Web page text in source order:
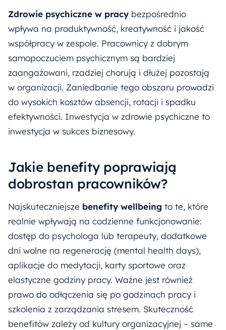
Zdrowie psychiczne w pracy bezpośrednio
wpływa na produktywność, kreatywność i jakość
współpracy w zespole. Pracownicy z dobrym
samopoczuciem psychicznym są bardziej
zaangażowani, rzadziej chorują i dłużej pozostają
w organizacji. Zaniedbanie tego obszaru prowadzi
do wysokich kosztów absencji, rotacji i spadku
efektywności. Inwestycja w zdrowie psychiczne to
inwestycja w sukces biznesowy.
Jakie benefity poprawiają
dobrostan pracowników?
Najskuteczniejsze benefity wellbeing to te, które
realnie wpływają na codzienne funkcjonowanie:
dostęp do psychologa lub terapeuty, dodatkowe
dni wolne na regenerację (mental health days),
aplikacje do medytacji, karty sportowe oraz
elastyczne godziny pracy. Ważne jest również
prawo do odłączenia się po godzinach pracy i
szkolenia z zarządzania stresem. Skuteczność
benefitów zależy od kultury organizacyjnej – same